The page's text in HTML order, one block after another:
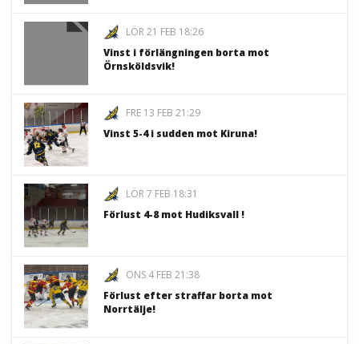
LÖR 21 FEB 18:26
Vinst i förlängningen borta mot
Örnsköldsvik!
FRE 13 FEB 21:29
Vinst 5-4 i sudden mot Kiruna!
LÖR 7 FEB 18:31
Förlust 4-8 mot Hudiksvall !
ONS 4 FEB 21:38
Förlust efter straffar borta mot
Norrtälje!